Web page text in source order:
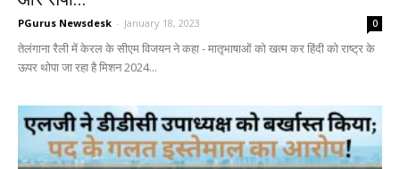
PGurus Newsdesk - January 18, 2023 0
तेलंगाना रैली में केरल के सीएम विजयन ने कहा - मातृभाषाओं को खत्म कर हिंदी को राष्ट्र के
ऊपर थोपा जा रहा है मिशन 2024...